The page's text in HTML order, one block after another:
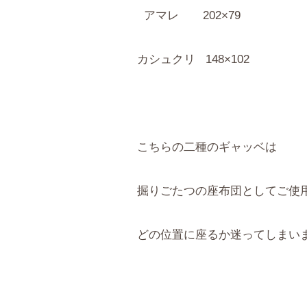
アマレ 202×79
カシュクリ 148×102
こちらの二種のギャッベは
掘りごたつの座布団としてご使
どの位置に座るか迷ってしまい